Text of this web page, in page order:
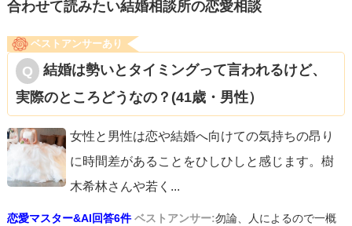
全て否定するのはもったいないとも思います。
代替え策として、プロフィール文に「待ち合わせ直後にす
ぐに家にいこうという方がいたが、
真剣な出会いを求めているので体目当ての方は他を当たっ
てください」
と記載するだけでも予防になると思いますよ。
合わせて読みたい結婚相談所の恋愛相談
ベストアンサーあり
結婚は勢いとタイミングって言われるけど、
実際のところどうなの？(41歳・男性）
女性と男性は恋や結婚へ向けての気持ちの昂り
に時間差があることをひしひしと感じます。樹
木希林さんや若く ...
恋愛マスター&AI回答6件 ベストアンサー:勿論、人によるので一概